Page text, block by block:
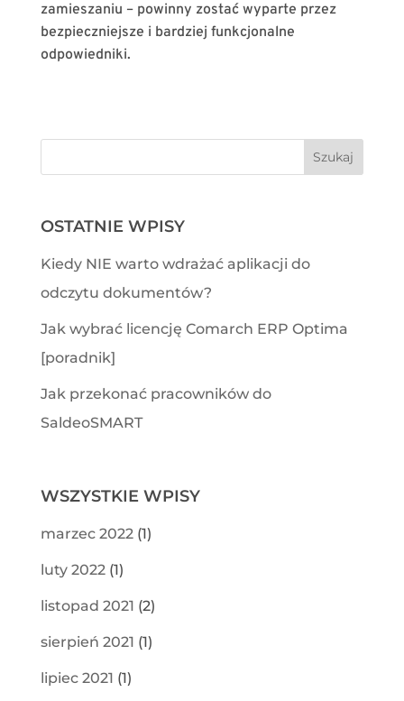
zamieszaniu – powinny zostać wyparte przez
bezpieczniejsze i bardziej funkcjonalne
odpowiedniki.
OSTATNIE WPISY
Kiedy NIE warto wdrażać aplikacji do
odczytu dokumentów?
Jak wybrać licencję Comarch ERP Optima
[poradnik]
Jak przekonać pracowników do
SaldeoSMART
WSZYSTKIE WPISY
marzec 2022(1)
luty 2022(1)
listopad 2021 (2)
sierpień 2021 (1)
lipiec 2021 (1)